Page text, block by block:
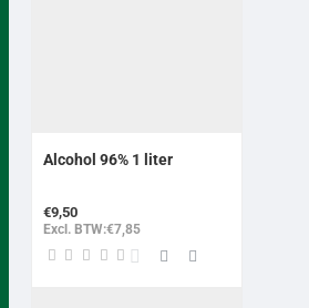
Alcohol 96% 1 liter
€9,50
Excl. BTW:€7,85